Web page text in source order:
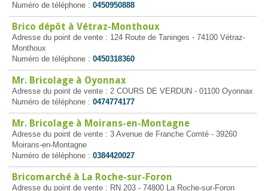
Numéro de téléphone : 0450950888
Brico dépôt à Vétraz-Monthoux
Adresse du point de vente : 124 Route de Taninges - 74100 Vétraz-
Monthoux
Numéro de téléphone : 0450318360
Mr. Bricolage à Oyonnax
Adresse du point de vente : 2 COURS DE VERDUN - 01100 Oyonnax
Numéro de téléphone : 0474774177
Mr. Bricolage à Moirans-en-Montagne
Adresse du point de vente : 3 Avenue de Franche Comté - 39260
Moirans-en-Montagne
Numéro de téléphone : 0384420027
Bricomarché à La Roche-sur-Foron
Adresse du point de vente : RN 203 - 74800 La Roche-sur-Foron